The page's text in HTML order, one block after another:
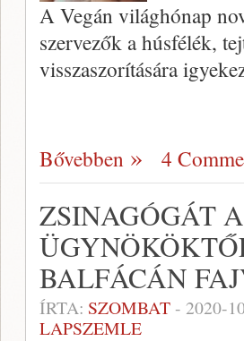
A Vegán világhónap
szervezők a húsfélék,
visszaszorítására
Bővebben 4
ZSINAGÓGÁT
BALFÁCÁN
ÍRTA: SZOMBAT- 2020-
LAPSZEMLE